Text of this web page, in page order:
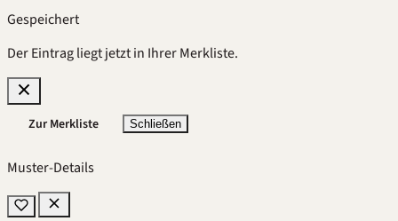
Gespeichert
Der Eintrag liegt jetzt in Ihrer Merkliste.
Zur Merkliste Schließen
Muster-Details